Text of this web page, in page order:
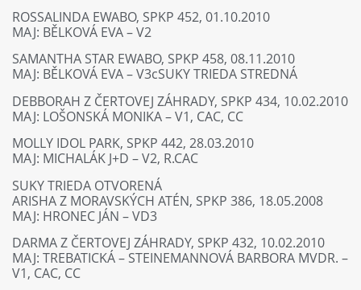
ROSSALINDA EWABO, SPKP 452, 01.10.2010
MAJ: BĚLKOVÁ EVA – V2
SAMANTHA STAR EWABO, SPKP 458, 08.11.2010
MAJ: BĚLKOVÁ EVA – V3cSUKY TRIEDA STREDNÁ
DEBBORAH Z ČERTOVEJ ZÁHRADY, SPKP 434, 10.02.2010
MAJ: LOŠONSKÁ MONIKA – V1, CAC, CC
MOLLY IDOL PARK, SPKP 442, 28.03.2010
MAJ: MICHALÁK J+D – V2, R.CAC
SUKY TRIEDA OTVORENÁ
ARISHA Z MORAVSKÝCH ATÉN, SPKP 386, 18.05.2008
MAJ: HRONEC JÁN – VD3
DARMA Z ČERTOVEJ ZÁHRADY, SPKP 432, 10.02.2010
MAJ: TREBATICKÁ – STEINEMANNOVÁ BARBORA MVDR. –
V1, CAC, CC